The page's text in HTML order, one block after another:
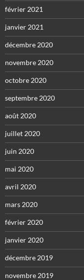
février 2021
janvier 2021
décembre 2020
novembre 2020
octobre 2020
septembre 2020
août 2020
juillet 2020
juin 2020
mai 2020
avril 2020
mars 2020
février 2020
janvier 2020
décembre 2019
novembre 2019